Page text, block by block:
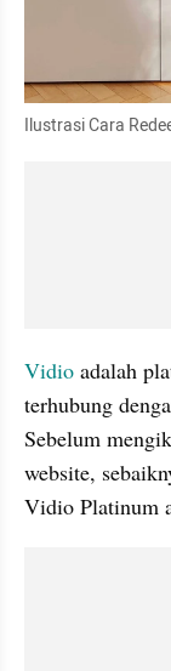
Ilustrasi Cara
Vidio adalah
terhubung
Sebelum
website,
Vidio Platinum